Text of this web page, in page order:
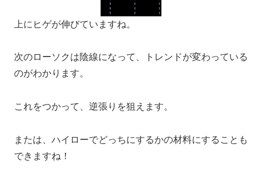
上にヒゲが伸びていますね。
次のローソクは陰線になって、トレンドが変わっている
のがわかります。
これをつかって、逆張りを狙えます。
または、ハイローでどっちにするかの材料にすることも
できますね！